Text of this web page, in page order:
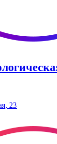
23